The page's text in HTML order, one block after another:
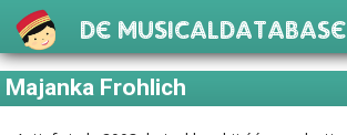
De Musicaldatabase
Majanka Frohlich